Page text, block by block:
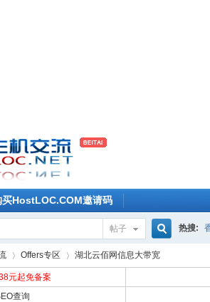
买HostLOC.COM邀请码
帖子
搜
热搜:
Offers专区 湖北云佰网信息大带宽
元起免备案
查询